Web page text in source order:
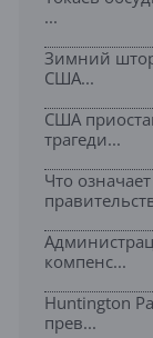
...
Зимний
США...
США
трагеди...
Что
компенс...
Huntington
прев...